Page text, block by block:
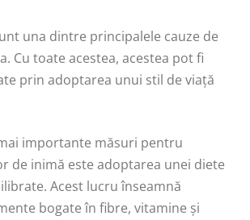
una dintre principalele cauze de
Cu toate acestea, acestea pot fi
prin adoptarea unui stil de viață
importante măsuri pentru
de inimă este adoptarea unei diete
Acest lucru înseamnă
bogate în fibre, vitamine și